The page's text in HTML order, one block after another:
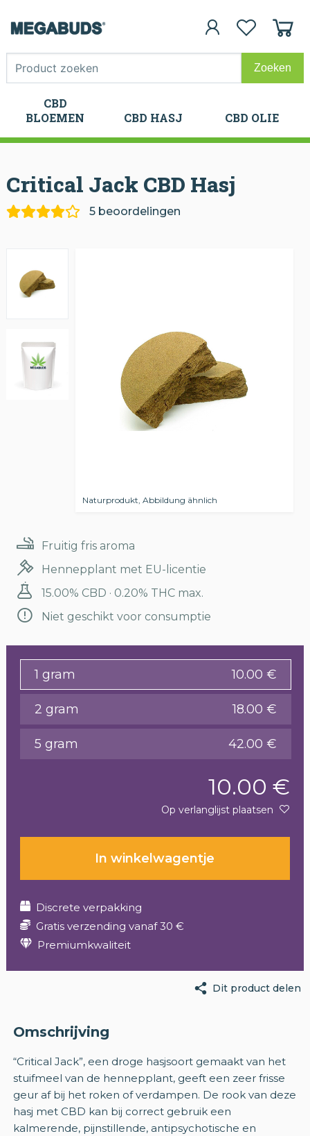
CBD
BLOEMEN
CBD HASJ CBD OLIE
CBD
BLOEMEN
CBD HASJ CBD OLIE
Critical Jack CBD Hasj
5 beoordelingen
Naturprodukt, Abbildung ähnlich
Fruitig fris aroma
Hennepplant met EU-licentie
15.00% CBD · 0.20% THC max.
Niet geschikt voor consumptie
1 gram 10.00 €
2 gram 18.00 €
5 gram 42.00 €
10.00 €
Op verlanglijst plaatsen
In winkelwagentje
Discrete verpakking
Gratis verzending vanaf 30 €
Premiumkwaliteit
Dit product delen
Omschrijving
“Critical Jack”, een droge hasjsoort gemaakt van het
stuifmeel van de hennepplant, geeft een zeer frisse
geur af bij het roken of verdampen. De rook van deze
hasj met CBD kan bij correct gebruik een
kalmerende, pijnstillende, antipsychotische en